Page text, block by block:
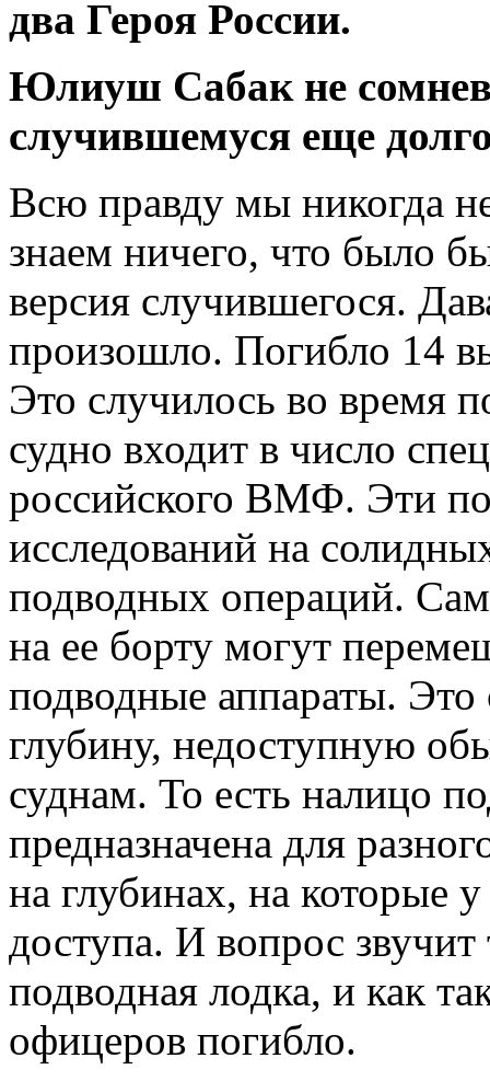
два Героя России.
Юлиуш Сабак не
случившемуся еще
Всю правду мы никогда
знаем ничего, что было
версия случившегося.
произошло. Погибло 14
Это случилось во время
судно входит в число
российского ВМФ. Эти
исследований на
подводных операций.
на ее борту могут
подводные аппараты. Это
глубину, недоступную
суднам. То есть налицо
предназначена для
на глубинах, на которые
доступа. И вопрос
подводная лодка, и как
офицеров погибло.